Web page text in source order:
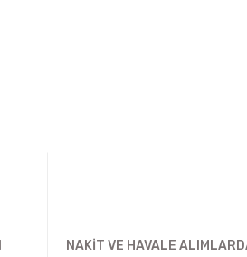
NAKİT VE HAVALE